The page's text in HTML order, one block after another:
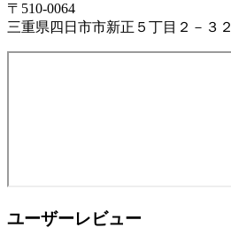
〒510-0064
三重県四日市市新正５丁目２－３２
ユーザーレビュー